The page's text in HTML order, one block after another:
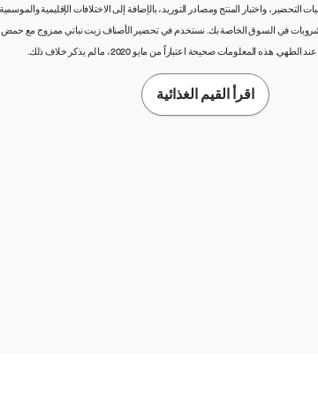
واختبار المنتج ومصادر التوريد، بالإضافة إلى الاختلافات الإقليمية
في السوق الخاصة بك. نستخدم في تحضير الأصناف زيت نباتي ممزوج مع
هذه المعلومات صحيحة اعتباراً من مايو 2020، ما لم يذكر خلاف ذلك.
اقرأ القيم الغذائية